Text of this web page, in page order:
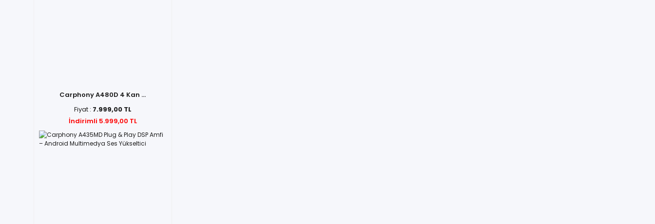
Carphony A480D 4 Kan ...
Fiyat : 7.999,00 TL
İndirimli 5.999,00 TL